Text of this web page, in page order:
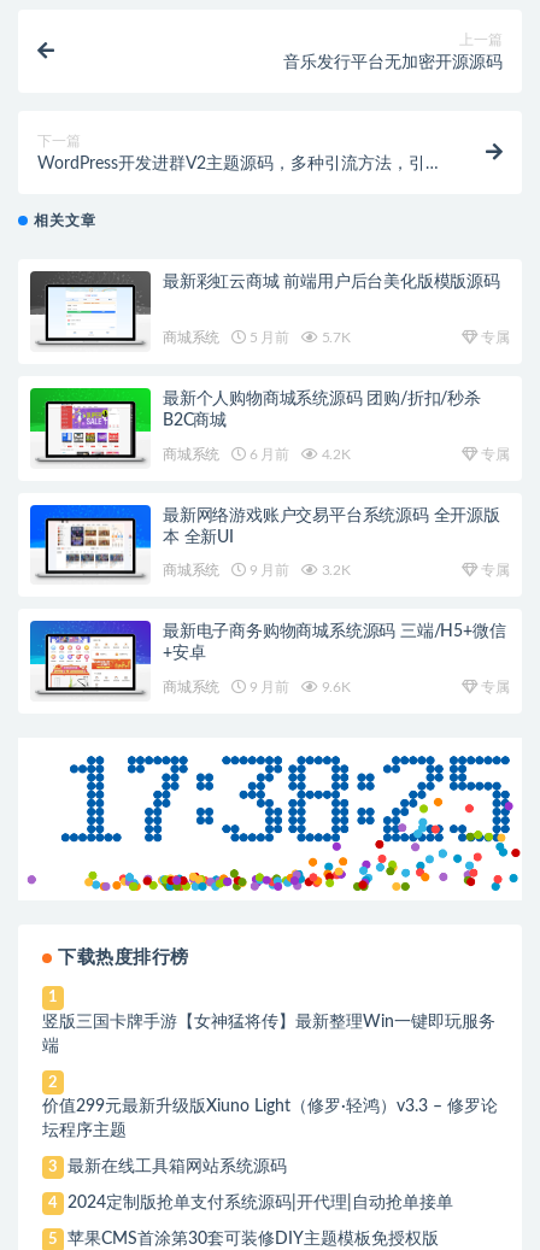
上一篇
音乐发行平台无加密开源源码
下一篇
WordPress开发进群V2主题源码，多种引流方法，引私
相关文章
最新彩虹云商城 前端用户后台美化版模版源码
商城系统 5 月前 5.7K 专属
最新个人购物商城系统源码 团购/折扣/秒杀
B2C商城
商城系统 6 月前 4.2K 专属
最新网络游戏账户交易平台系统源码 全开源版
本 全新UI
商城系统 9 月前 3.2K 专属
最新电子商务购物商城系统源码 三端/H5+微信
+安卓
商城系统 9 月前 9.6K 专属
下载热度排行榜
1
竖版三国卡牌手游【女神猛将传】最新整理Win一键即玩服务
端
2
价值299元最新升级版Xiuno Light（修罗·轻鸿）v3.3 – 修罗论
坛程序主题
3 最新在线工具箱网站系统源码
4 2024定制版抢单支付系统源码|开代理|自动抢单接单
5 苹果CMS首涂第30套可装修DIY主题模板免授权版